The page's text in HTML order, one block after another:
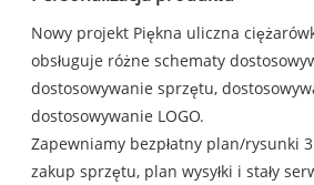
Nowy projekt Piękna uliczna
obsługuje różne schematy
dostosowywanie sprzętu,
dostosowywanie LOGO.
Zapewniamy bezpłatny plan/rysunki
zakup sprzętu, plan wysyłki i stały